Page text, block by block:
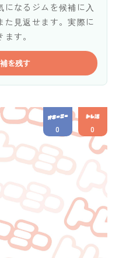
なるジムを候補に入
た見返せます。実際に
す。
を残す
0 0